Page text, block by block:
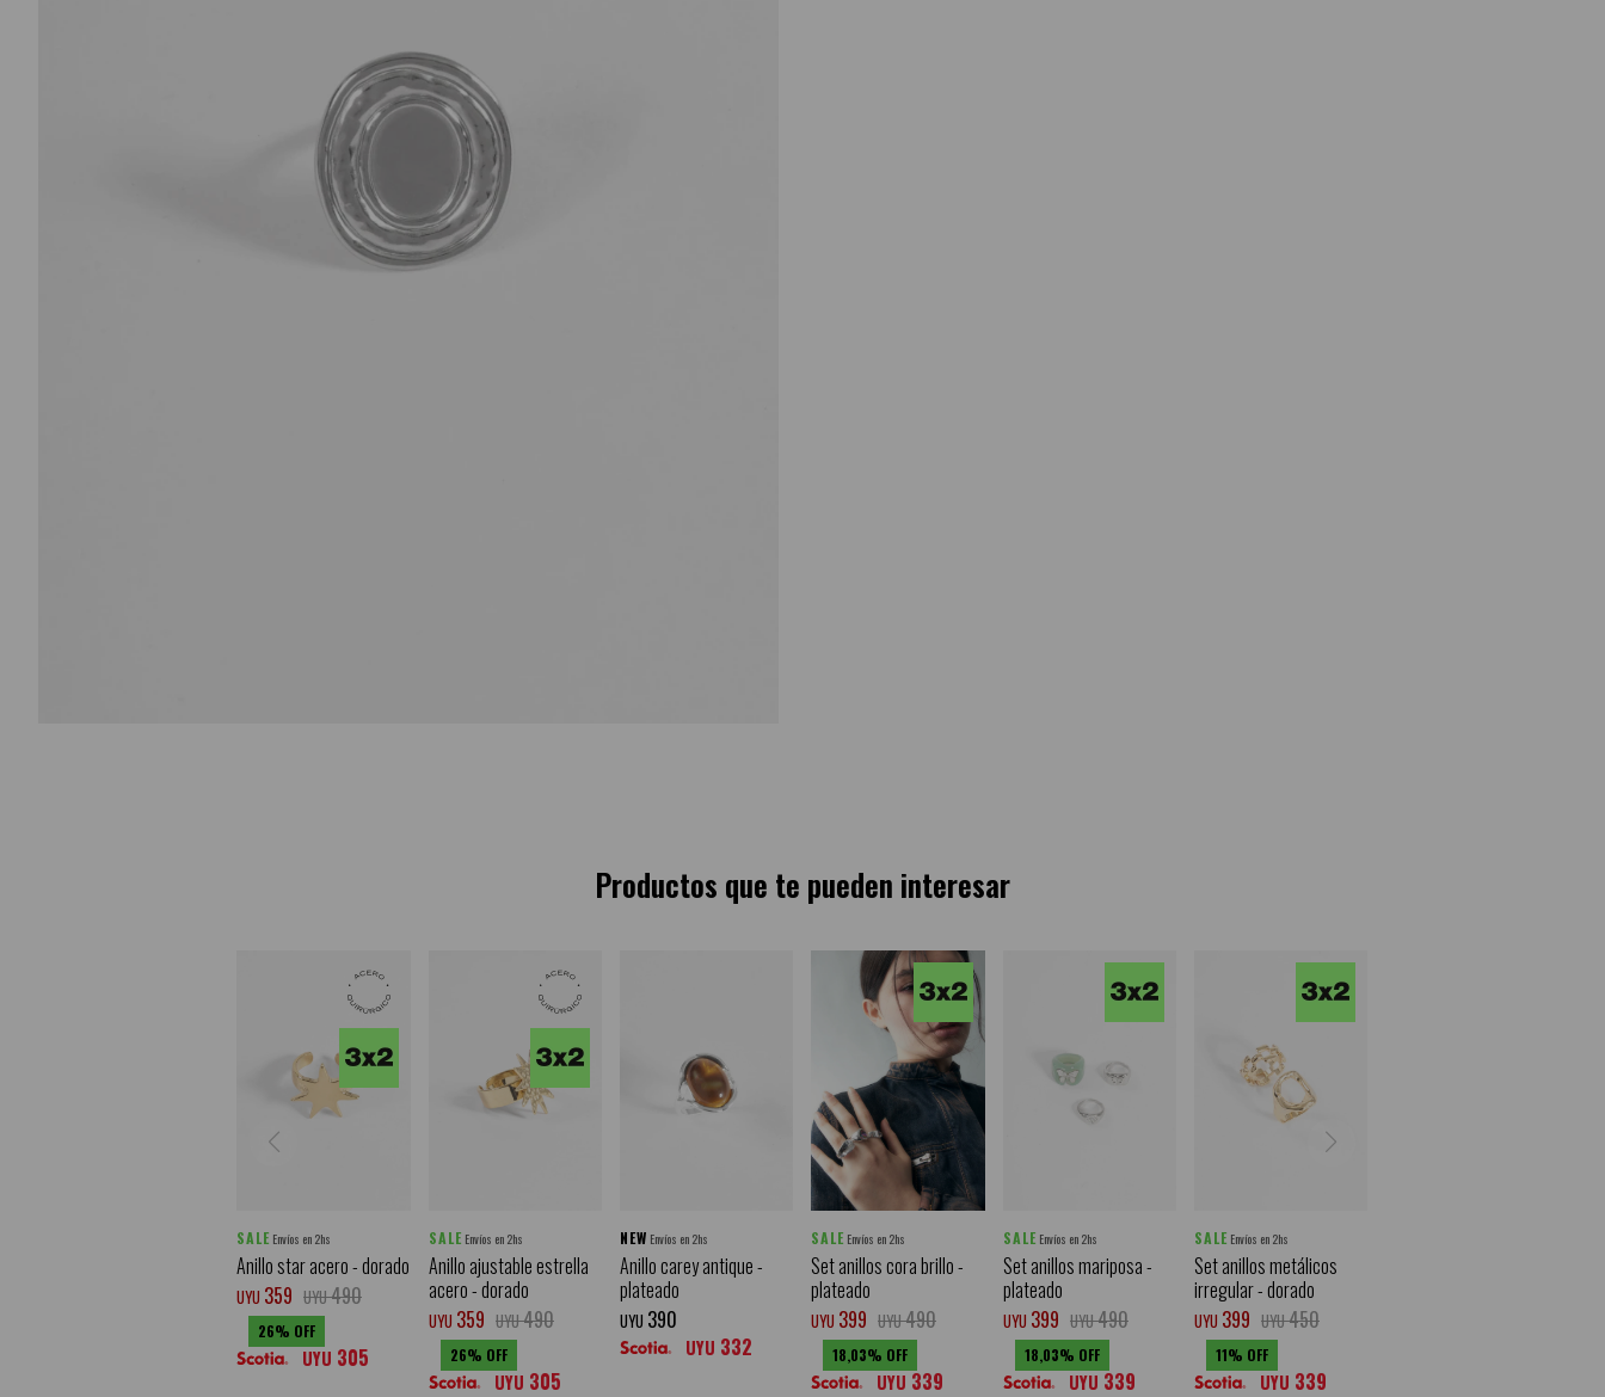
Productos que te pueden interesar
SALE Envíos en 2hs
Anillo star acero - dorado
UYU 359 UYU490
26
UYU 305
SALE Envíos en 2hs
Anillo ajustable estrella
acero - dorado
UYU 359 UYU490
26
UYU 305
NEW Envíos en 2hs
Anillo carey antique -
plateado
UYU 390
UYU 332
SALE Envíos en 2hs
Set anillos cora brillo -
plateado
UYU 399 UYU490
18,03
UYU 339
SALE Envíos en 2hs
Set anillos mariposa -
plateado
UYU 399 UYU490
18,03
UYU 339
SALE Envíos en 2hs
Set anillos metálicos
irregular - dorado
UYU 399 UYU450
11
UYU 339